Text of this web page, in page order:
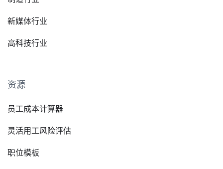
新媒体行业
高科技行业
资源
员工成本计算器
灵活用工风险评估
职位模板